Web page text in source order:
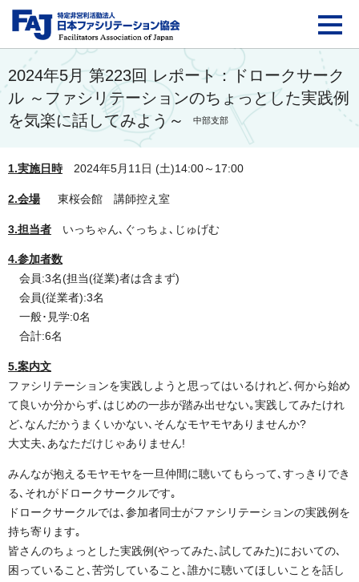
FAJ：特定非営利活動
2024年5月 第223回 レポート：ドロークサーク
ル ～ファシリテーションのちょっとした実践例
を気楽に話してみよう～
中部支部
1.実施日時 2024年5月11日 (土)14:00～17:00
2.会場 東桜会館 講師控え室
3.担当者 いっちゃん､ぐっちょ､じゅげむ
4.参加者数
会員:3名(担当(従業)者は含まず)
会員(従業者):3名
一般･見学:0名
合計:6名
5.案内文
ファシリテーションを実践しようと思ってはいるけれど､何から始め
て良いか分からず､はじめの一歩が踏み出せない｡実践してみたけれ
ど､なんだかうまくいかない､そんなモヤモヤありませんか?
大丈夫､あなただけじゃありません!
みんなが抱えるモヤモヤを一旦仲間に聴いてもらって､すっきりでき
る､それがドロークサークルです｡
ドロークサークルでは､参加者同士がファシリテーションの実践例を
持ち寄ります｡
皆さんのちょっとした実践例(やってみた､試してみた)においての､
困っていること､苦労していること､誰かに聴いてほしいことを話し